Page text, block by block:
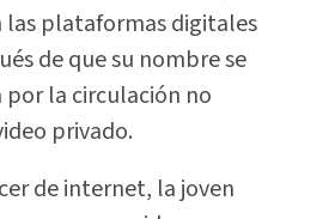
las plataformas digitales
de que su nombre se
la circulación no
privado.
de internet, la joven